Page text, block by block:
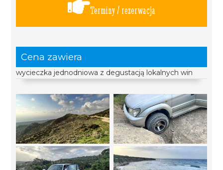
Terminy / rezerwacja
Cena zawiera
wycieczka jednodniowa z degustacją lokalnych win